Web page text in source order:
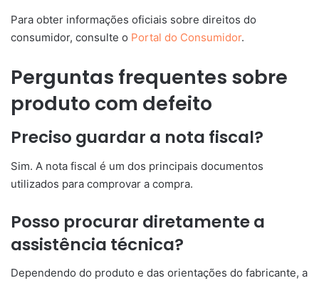
Para obter informações oficiais sobre direitos do
consumidor, consulte o Portal do Consumidor.
Perguntas frequentes sobre
produto com defeito
Preciso guardar a nota fiscal?
Sim. A nota fiscal é um dos principais documentos
utilizados para comprovar a compra.
Posso procurar diretamente a
assistência técnica?
Dependendo do produto e das orientações do fabricante, a